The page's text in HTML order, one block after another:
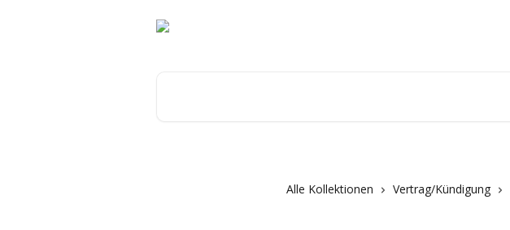
Alle Kollektionen Vertrag/Kündigung